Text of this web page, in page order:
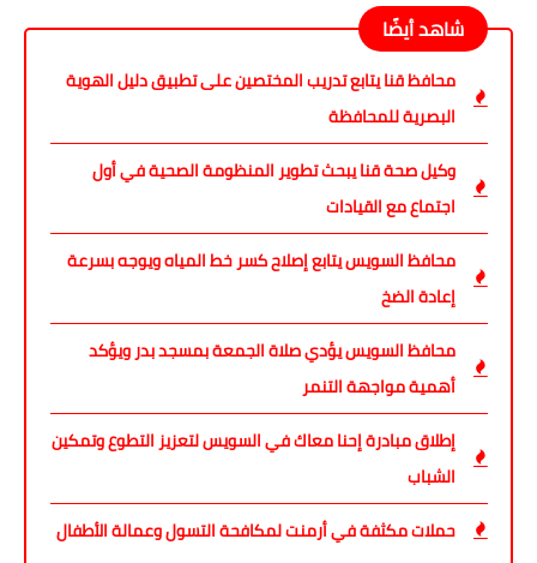
شاهد أيضًا
محافظ قنا يتابع تدريب المختصين على تطبيق دليل الهوية
البصرية للمحافظة
وكيل صحة قنا يبحث تطوير المنظومة الصحية في أول
اجتماع مع القيادات
محافظ السويس يتابع إصلاح كسر خط المياه ويوجه بسرعة
إعادة الضخ
محافظ السويس يؤدي صلاة الجمعة بمسجد بدر ويؤكد
أهمية مواجهة التنمر
إطلاق مبادرة إحنا معاك في السويس لتعزيز التطوع وتمكين
الشباب
حملات مكثفة في أرمنت لمكافحة التسول وعمالة الأطفال